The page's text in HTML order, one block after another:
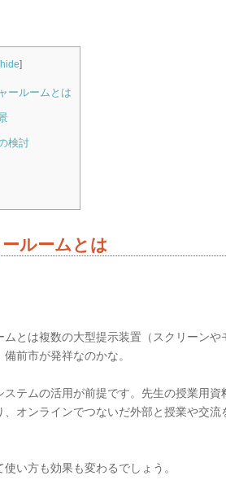
hide]
ールームとは
検討
ルームとは
ムとは複数の大型提示装置（スクリーン
前市が発祥なのかな。
ステムの活用が前提です。先生の授業用
、オンラインでつないだ外部と授業や交
い方も効果も変わるでしょう。